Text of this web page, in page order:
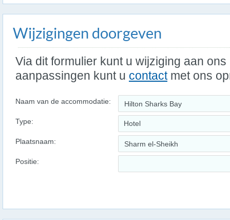
Wijzigingen doorgeven
Via dit formulier kunt u wijziging aan
aanpassingen kunt u contactmet ons
Naam van de accommodatie:
Type: Hotel
Plaatsnaam:
Positie: